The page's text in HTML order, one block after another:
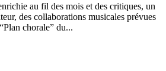
au fil des mois et des critiques, un
des collaborations musicales prévues
chorale” du...